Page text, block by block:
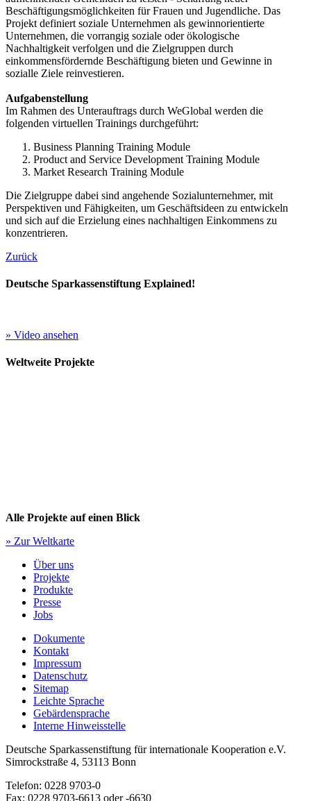
Beschäftigungsmöglichkeiten für Frauen und Jugendliche. Das
Projekt definiert soziale Unternehmen als gewinnorientierte
Unternehmen, die vorrangig soziale oder ökologische
Nachhaltigkeit verfolgen und die Zielgruppen durch
einkommensfördernde Beschäftigung bieten und Gewinne in
sozialle Ziele reinvestieren.
Aufgabenstellung
Im Rahmen des Unterauftrags durch WeGlobal werden die
folgenden virtuellen Trainings durchgeführt:
Business Planning Training Module
Product and Service Development Training Module
Market Research Training Module
Die Zielgruppe dabei sind angehende Sozialunternehmer, mit
Perspektiven und Fähigkeiten, um Geschäftsideen zu entwickeln
und sich auf die Erzielung eines nachhaltigen Einkommens zu
konzentrieren.
Zurück
Deutsche Sparkassenstiftung Explained!
» Video ansehen
Weltweite Projekte
Alle Projekte auf einen Blick
» Zur Weltkarte
Über uns
Projekte
Produkte
Presse
Jobs
Dokumente
Kontakt
Impressum
Datenschutz
Sitemap
Leichte Sprache
Gebärdensprache
Interne Hinweisstelle
Deutsche Sparkassenstiftung für internationale Kooperation e.V.
Simrockstraße 4, 53113 Bonn
Telefon: 0228 9703-0
Fax: 0228 9703-6613 oder -6630